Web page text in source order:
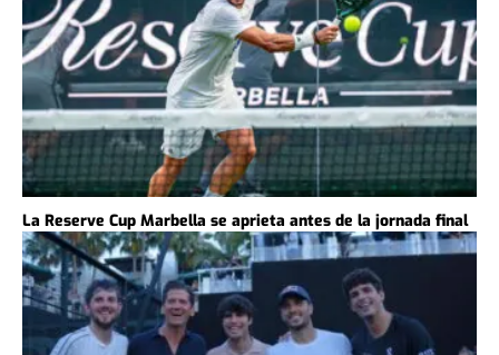
La Reserve Cup Marbella se aprieta antes de la jornada final